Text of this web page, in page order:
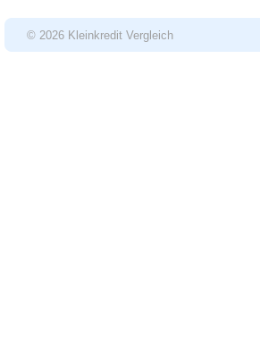
© 2026 Kleinkredit Vergleich